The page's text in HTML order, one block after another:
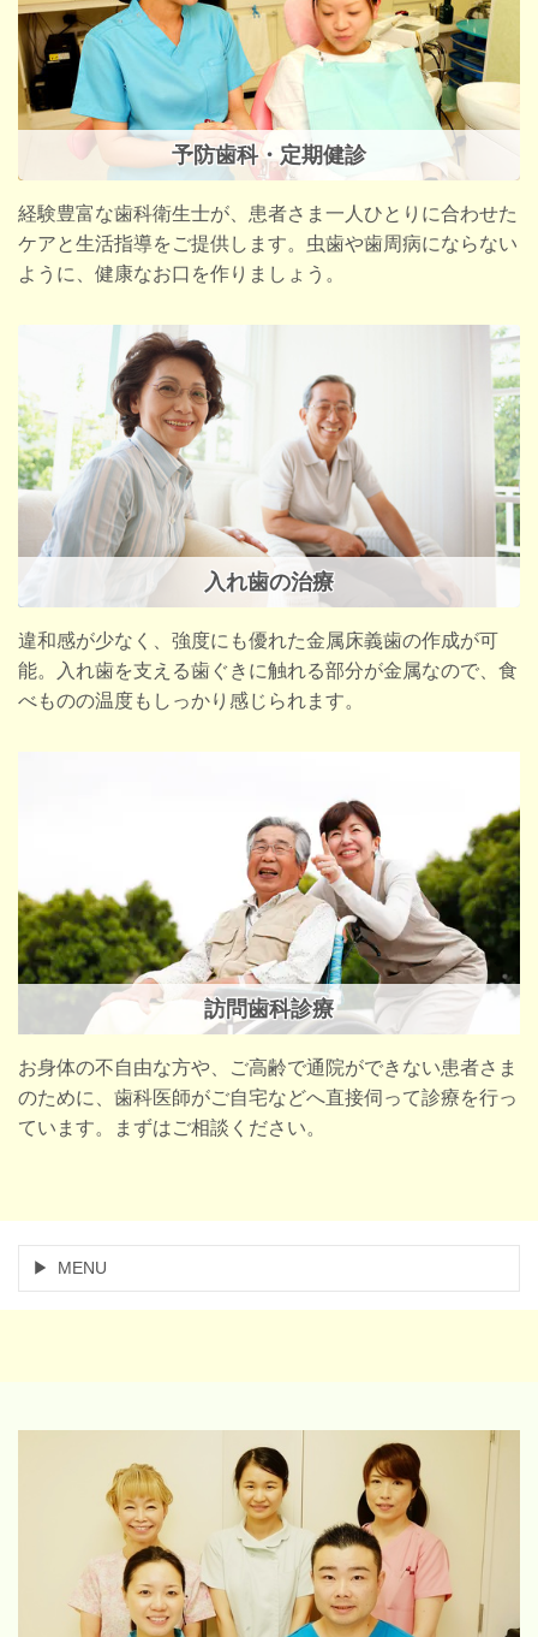
予防歯科・定期健診
経験豊富な歯科衛生士が、患者さま一人ひとりに合わせた
ケアと生活指導をご提供します。虫歯や歯周病にならない
ように、健康なお口を作りましょう。
入れ歯の治療
違和感が少なく、強度にも優れた金属床義歯の作成が可
能。入れ歯を支える歯ぐきに触れる部分が金属なので、食
べものの温度もしっかり感じられます。
訪問歯科診療
お身体の不自由な方や、ご高齢で通院ができない患者さま
のために、歯科医師がご自宅などへ直接伺って診療を行っ
ています。まずはご相談ください。
MENU